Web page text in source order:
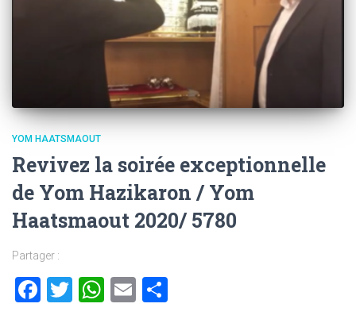
YOM HAATSMAOUT
Revivez la soirée exceptionnelle
de Yom Hazikaron / Yom
Haatsmaout 2020/ 5780
Partager :
Facebook
Twitter
WhatsApp
Email